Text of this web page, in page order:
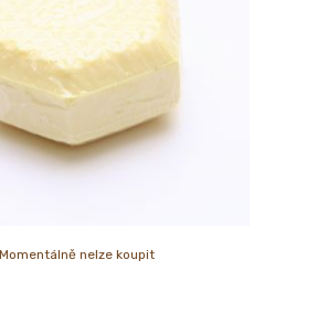
Momentálně nelze koupit